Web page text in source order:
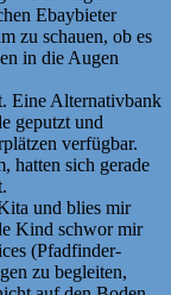
Ebaybieter
zu schauen, ob es
in die Augen
Eine Alternativbank
geputzt und
verfügbar.
hatten sich gerade
und blies mir
Kind schwor mir
(Pfadfinder-
zu begleiten,